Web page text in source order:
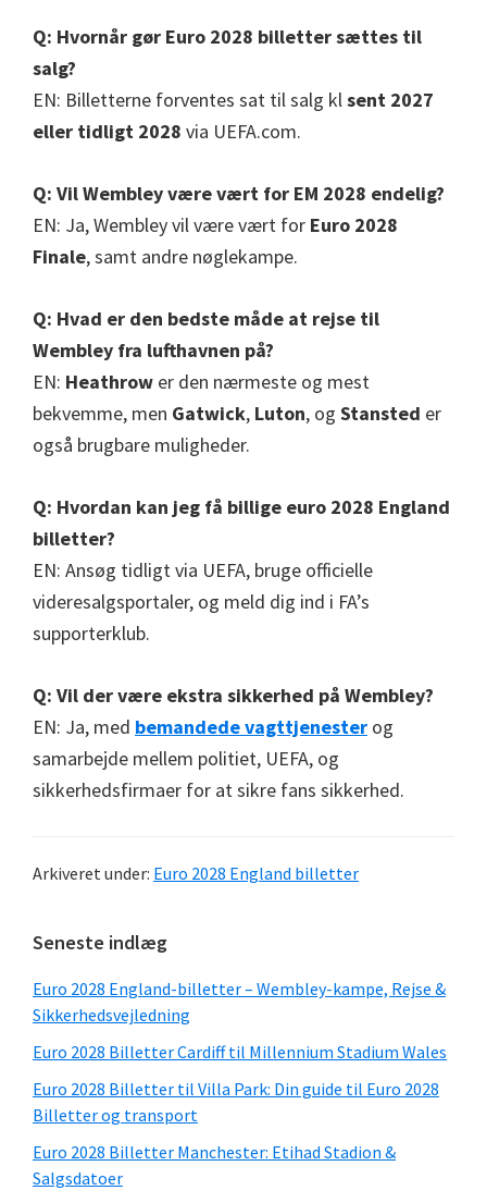
Q: Hvornår gør Euro 2028 billetter sættes til
salg?
EN: Billetterne forventes sat til salg klsent 2027
eller tidligt 2028 via UEFA.com.
Q: Vil Wembley være vært for EM 2028 endelig?
EN: Ja, Wembley vil være vært for Euro 2028
Finale, samt andre nøglekampe.
Q: Hvad er den bedste måde at rejse til
Wembley fra lufthavnen på?
EN: Heathrow er den nærmeste og mest
bekvemme, men Gatwick, Luton, og Stansted er
også brugbare muligheder.
Q: Hvordan kan jeg få billige euro 2028 England
billetter?
EN: Ansøg tidligt via UEFA, bruge officielle
videresalgsportaler, og meld dig ind i FA’s
supporterklub.
Q: Vil der være ekstra sikkerhed på Wembley?
EN: Ja, med bemandede vagttjenester og
samarbejde mellem politiet, UEFA, og
sikkerhedsfirmaer for at sikre fans sikkerhed.
Arkiveret under: Euro 2028 England billetter
Primær
sidebjælke
Seneste indlæg
Euro 2028 England-billetter – Wembley-kampe, Rejse &
Sikkerhedsvejledning
Euro 2028 Billetter Cardiff til Millennium Stadium Wales
Euro 2028 Billetter til Villa Park: Din guide til Euro 2028
Billetter og transport
Euro 2028 Billetter Manchester: Etihad Stadion &
Salgsdatoer